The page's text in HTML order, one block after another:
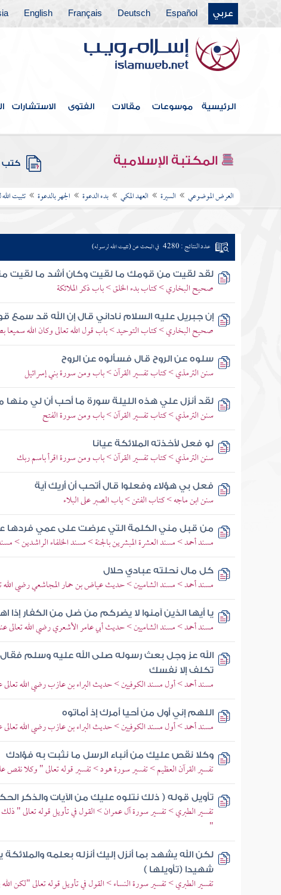
عربي Español
Deutsch
Français
English
الرئيسية موسوعات مقالات الفتوى الاستشارات
المكتبة الإسلامية كتب PDF
العرض الموضوعي السيرة العهد المكي بدء الدعوة الجهر بالدعوة تثبيت
عدد النتائج : 4280 في البحث عن (تثبيت الله لرسوله)
لقد لقيت من قومك ما لقيت وكان أشد ما لقيت
صحيح البخاري > كتاب بدء الخلق > باب ذكر الملائكة
إن جبريل عليه السلام ناداني قال إن الله قد سمع
صحيح البخاري > كتاب التوحيد > باب قول الله تعالى وكان الله سميعا
سلوه عن الروح قال فسألوه عن الروح
سنن الترمذي > كتاب تفسير القرآن > باب ومن سورة بني إسرائيل
لقد أنزل علي هذه الليلة سورة ما أحب أن لي
سنن الترمذي > كتاب تفسير القرآن > باب ومن سورة الفتح
لو فعل لأخذته الملائكة عيانا
سنن الترمذي > كتاب تفسير القرآن > باب ومن سورة اقرأ باسم ربك
فعل بي هؤلاء وفعلوا قال أتحب أن أريك آية
سنن ابن ماجه > كتاب الفتن > باب الصبر على البلاء
من قبل مني الكلمة التي عرضت على عمي فردها
مسند أحمد > مسند العشرة المبشرين بالجنة > مسند الخلفاء الراشدين >
كل مال نحلته عبادي حلال
مسند أحمد > مسند الشاميين > حديث عياض بن حمار المجاشعي رضي الله
يا أيها الذين آمنوا لا يضركم من ضل من الكفار إذا
مسند أحمد > مسند الشاميين > حديث أبي عامر الأشعري رضي الله تعالى
الله عز وجل بعث رسوله صلى الله عليه وسلم فقال
تكلف إلا نفسك
مسند أحمد > أول مسند الكوفيين > حديث البراء بن عازب رضي الله تعالى
اللهم إني أول من أحيا أمرك إذ أماتوه
مسند أحمد > أول مسند الكوفيين > حديث البراء بن عازب رضي الله تعالى
وكلا نقص عليك من أنباء الرسل ما نثبت به فؤادك
تفسير القرآن العظيم > تفسير سورة هود > تفسير قوله تعالى " وكلا نقص
تأويل قوله ( ذلك نتلوه عليك من الآيات والذكر
تفسير الطبري > تفسير سورة آل عمران > القول في تأويل قوله تعالى "
"
لكن الله يشهد بما أنزل إليك أنزله بعلمه
شهيدا (تأويلها )
تفسير الطبري > تفسير سورة النساء > القول في تأويل قوله تعالى "لكن الله